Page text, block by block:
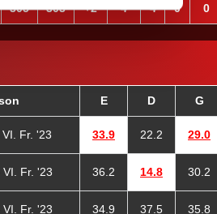
305 303 +2 4 4 0 0
E D G
Fr. '23 33.9 22.2 29.0
Fr. '23 36.2 14.8 30.2
Fr. '23 34.9 37.5 35.8